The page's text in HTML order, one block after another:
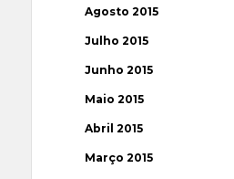
Agosto 2015
Julho 2015
Junho 2015
Maio 2015
Abril 2015
Março 2015